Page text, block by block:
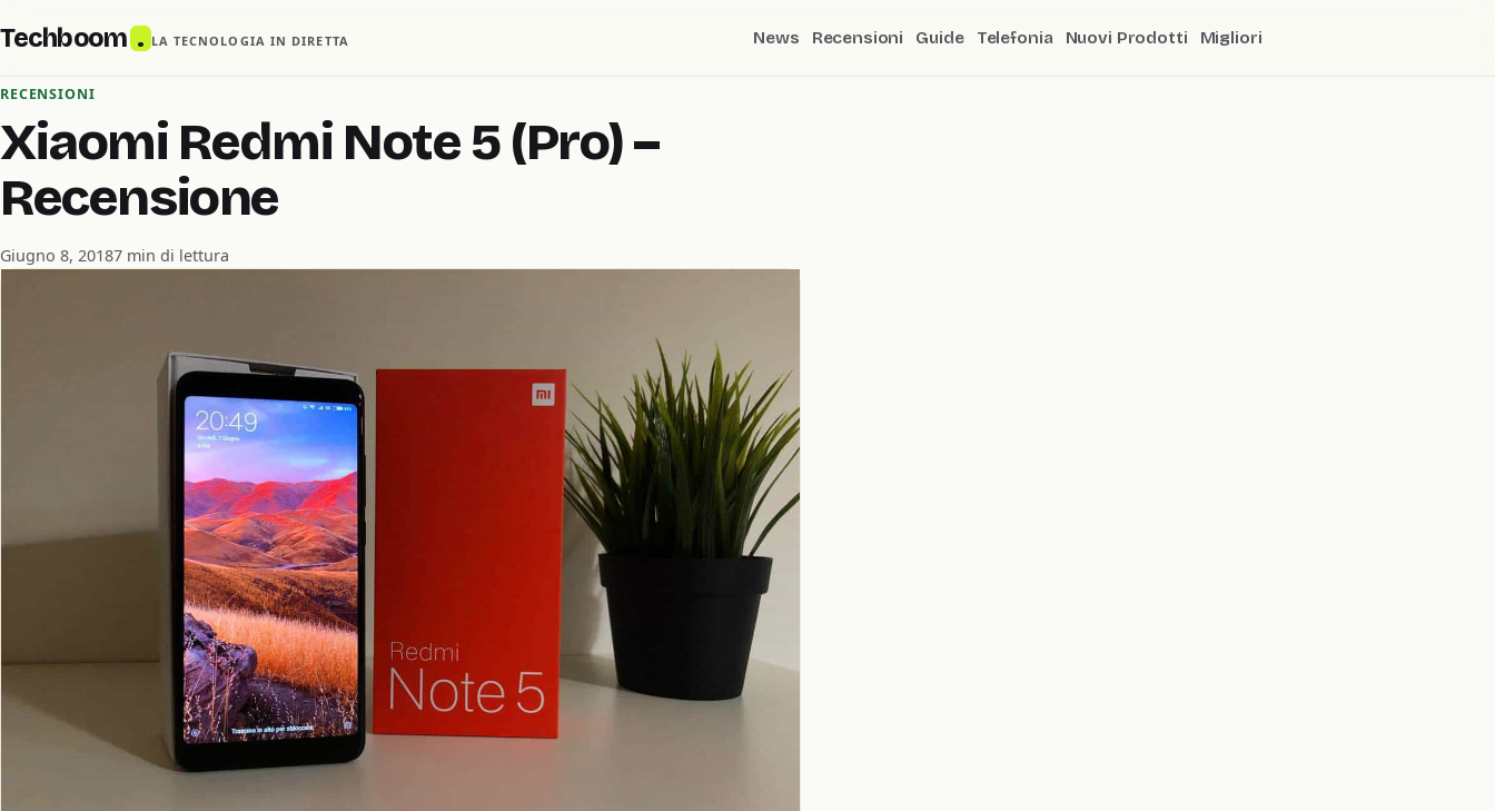
Techboom . LA TECNOLOGIA IN DIRETTA News Recensioni Guide Telefonia Nuovi Prodotti Migliori
RECENSIONI
Xiaomi Redmi Note 5 (Pro) –
Recensione
Giugno 8, 20187 min di lettura